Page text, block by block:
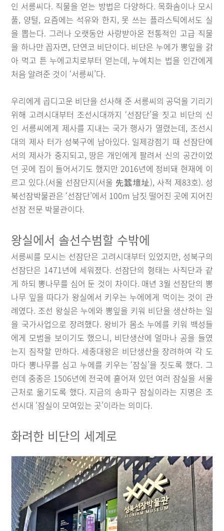
인 서릉씨다. 직물을 얻는 방법은 다양하다. 목화솜이나 모시
풀, 양털, 요즘에는 석유와 한지, 못 쓰는 플라스틱에서도 실
을 뽑는다. 그러나 오랫동안 사랑받아온 전통적인 고급 직물
을 하나만 꼽자면, 단연코 비단이다. 비단은 누에가 뽕잎을 갉
아 먹고 튼 누에고치로부터 얻는데, 누에치는 법을 인간에게
처음 알려준 것이 ‘서릉씨’다.
우리에게 곱디고운 비단을 선사해 준 서릉씨의 공덕을 기리기
위해 고려시대부터 조선시대까지 ‘선잠단’을 짓고 비단의 신
인 서릉씨에게 제사를 지내는 국가 행사가 열렸는데, 조선시
대의 제사 터가 성북구에 남아있다. 일제강점기 때 선잠단에
서의 제사가 중지되고, 땅은 개인에게 팔려서 신의 공간이었
던 곳에 집이 들어서기도 했지만 2016년에 정비돼 현재에 이
르고 있다.(서울 선잠단지(서울 先蠶壇址), 사적 제83호). 성
북선잠박물관은 ‘선잠단’에서 100m 남짓 떨어진 곳에 지어진
선잠 전문 박물관이다.
왕실에서 솔선수범할 수밖에
서릉씨를 모시는 선잠단은 고려시대부터 있었지만, 성북구의
선잠단은 1471년에 세워졌다. 선잠단의 형태는 사직단과 같
게 하되 뽕나무를 심어 둔 것이 차이다. 매년 3월 선잠단의 뽕
나무 잎을 따다가 왕실에서 키우는 누에에게 먹이는 것이 관
례였다. 조선 왕실은 누에와 뽕잎을 키워 비단을 생산하는 일
을 국가사업으로 장려했다. 왕비가 몸소 누에를 키워 백성들
에게 모범을 보이기도 했으니, 비단생산에 얼마나 공을 들였
는지 짐작할 만하다. 세종대왕은 비단생산을 장려하여 각 도
마다 뽕나무를 심고 누에를 키우는 ‘잠실’을 짓도록 했다. 그
런데 중종은 1506년에 전국에 흩어져 있던 여러 잠실을 서울
근처로 옮기도록 했다. 지금의 송파구 잠실이라는 지명은 조
선시대 ‘잠실이 모여있는 곳’이라는 의미다.
화려한 비단의 세계로